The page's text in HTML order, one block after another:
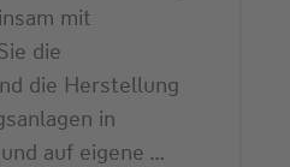
mit
die
die Herstellung
in
auf eigene …